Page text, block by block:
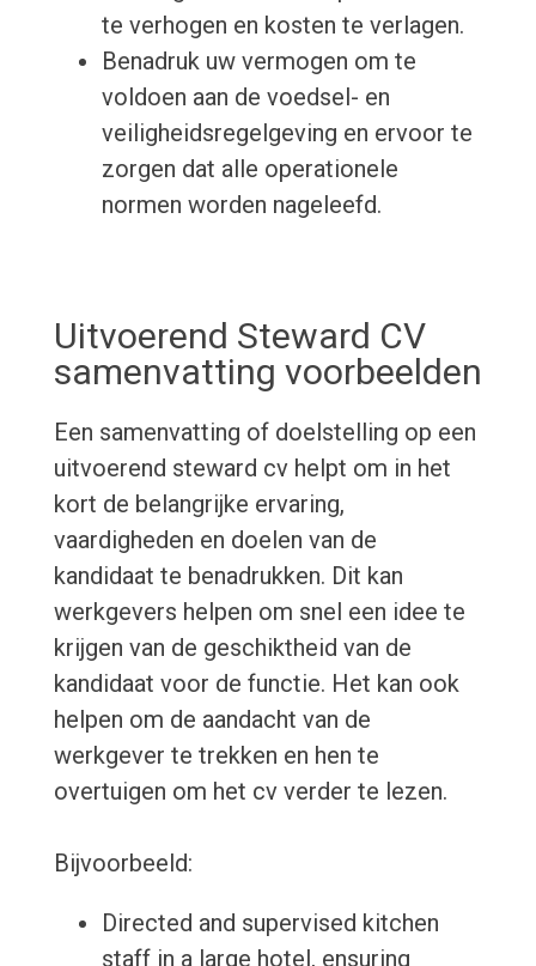
te verhogen en kosten te verlagen.
Benadruk uw vermogen om te
voldoen aan de voedsel- en
veiligheidsregelgeving en ervoor te
zorgen dat alle operationele
normen worden nageleefd.
Uitvoerend Steward CV
samenvatting voorbeelden
Een samenvatting of doelstelling op een
uitvoerend steward cv helpt om in het
kort de belangrijke ervaring,
vaardigheden en doelen van de
kandidaat te benadrukken. Dit kan
werkgevers helpen om snel een idee te
krijgen van de geschiktheid van de
kandidaat voor de functie. Het kan ook
helpen om de aandacht van de
werkgever te trekken en hen te
overtuigen om het cv verder te lezen.
Bijvoorbeeld:
Directed and supervised kitchen
staff in a large hotel, ensuring